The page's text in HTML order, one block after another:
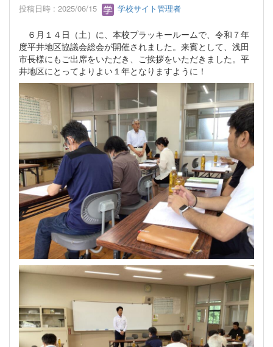
投稿日時 : 2025/06/15 学校サイト管理者
６月１４日（土）に、本校プラッキールームで、令和７年
度平井地区協議会総会が開催されました。来賓として、浅田
市長様にもご出席をいただき、ご挨拶をいただきました。平
井地区にとってよりよい１年となりますように！